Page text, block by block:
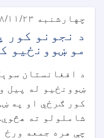
چهارشنبه ۱۳۹۸/۱۱/۲۳ - ۱۲:۷
د نجونو کور
مو ښوونځيو
د افغانستان
ښوونځیو له پیل
کور ګرځي او په
شاملولو ته
چې هره جمعه ورځ